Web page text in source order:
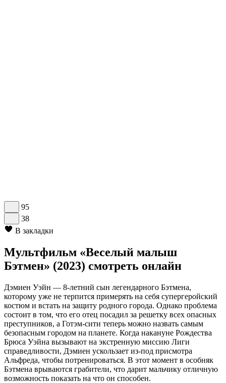
95
38
В закладки
Мультфильм «Веселый малыш
Бэтмен» (2023) смотреть онлайн
Дэмиен Уэйн — 8-летний сын легендарного Бэтмена,
которому уже не терпится примерять на себя супергеройский
костюм и встать на защиту родного города. Однако проблема
состоит в том, что его отец посадил за решетку всех опасных
преступников, а Готэм-сити теперь можно назвать самым
безопасным городом на планете. Когда накануне Рождества
Брюса Уэйна вызывают на экстренную миссию Лиги
справедливости, Дэмиен ускользает из-под присмотра
Альфреда, чтобы потренироваться. В этот момент в особняк
Бэтмена врываются грабители, что дарит мальчику отличную
возможность показать на что он способен.